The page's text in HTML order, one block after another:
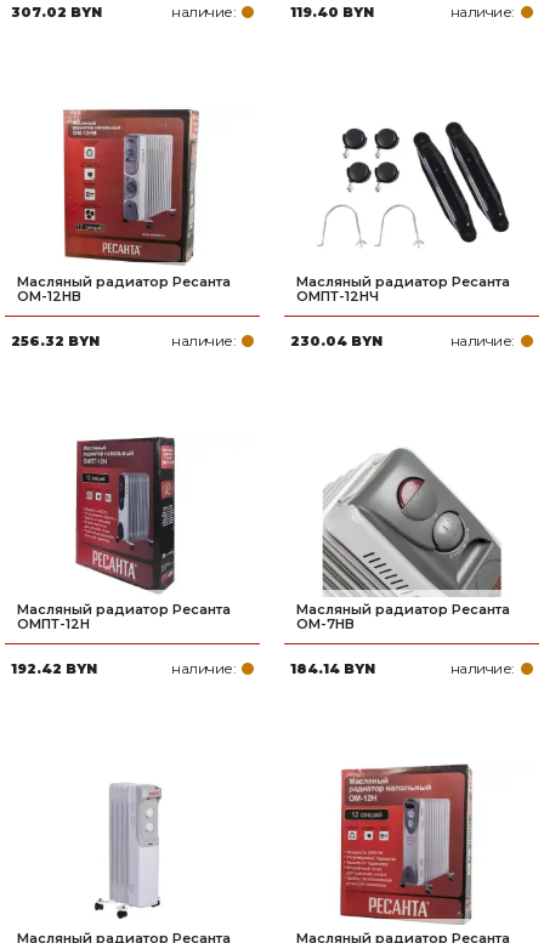
307.02 BYN наличие: 119.40 BYN наличие:
Масляный радиатор Ресанта
ОМ-12НВ
256.32 BYN наличие:
Масляный радиатор Ресанта
ОМПТ-12НЧ
230.04 BYN наличие:
Масляный радиатор Ресанта
ОМПТ-12Н
192.42 BYN наличие:
Масляный радиатор Ресанта
ОМ-7НВ
184.14 BYN наличие:
Масляный радиатор Ресанта
Масляный радиатор Ресанта